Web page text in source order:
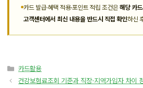
카드 발급·혜택 적용·포인트 적립 조건은 해당 카
고객센터에서 최신 내용을 반드시 직접 확인하신
카
테
카드활용
건강보험료조회 기준과 직장·지역가입자 차이